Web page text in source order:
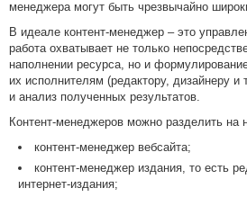
менеджера могут быть чрезвычайно
В идеале контент-менеджер – это
работа охватывает не только
наполнении ресурса, но и
их исполнителям (редактору, дизайнеру
и анализ полученных результатов.
Контент-менеджеров можно разделить на
контент-менеджер вебсайта;
контент-менеджер издания, то есть
интернет-издания;